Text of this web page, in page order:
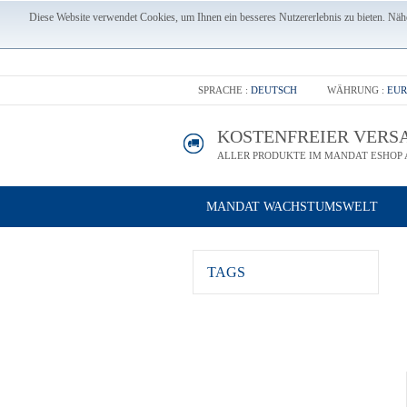
Diese Website verwendet Cookies, um Ihnen ein besseres Nutzererlebnis zu bieten.
SPRACHE : DEUTSCH WÄHRUNG : EUR
KOSTENFREIER
ALLER PRODUKTE IM MANDAT ESHOP
MANDAT WACHSTUMSWELT
TAGS